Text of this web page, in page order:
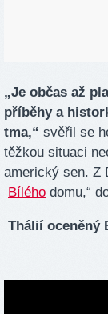
„Je občas až
příběhy a
tma,“ svěřil se
těžkou situaci
americký sen. Z
Bílého domu,“
Thálií oceněný